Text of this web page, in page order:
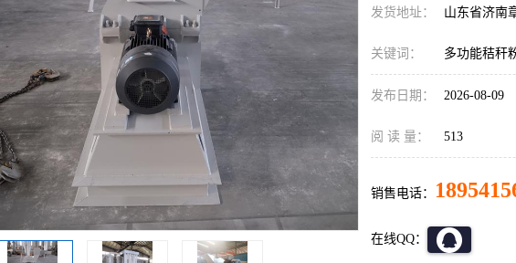
发货地址： 山东省济南
关键词： 多功能秸秆
发布日期： 2026-08-09
阅 读 量： 513
销售电话：
在线QQ：